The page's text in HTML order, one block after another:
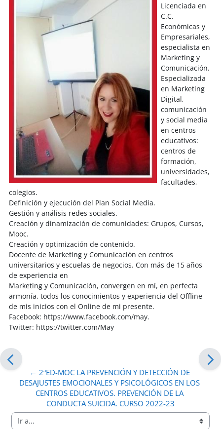
Licenciada en
C.C.
Económicas y
Empresariales,
especialista en
Marketing y
Comunicación.
Especializada
en Marketing
Digital,
comunicación
y social media
en centros
educativos:
centros de
formación,
universidades,
facultades,
colegios.
Definición y ejecución del Plan Social Media.
Gestión y análisis redes sociales.
Creación y dinamización de comunidades: Grupos, Cursos,
Mooc.
Creación y optimización de contenido.
Docente de Marketing y Comunicación en centros
universitarios y escuelas de negocios. Con más de 15 años
de experiencia en
Marketing y Comunicación, convergen en mí, en perfecta
armonía, todos los conocimientos y experiencia del Offline
de mis inicios con el Online de mi presente.
Facebook: https://www.facebook.com/may.
Twitter: https://twitter.com/May
← 2ªED-MOC LA PREVENCIÓN Y DETECCIÓN DE
DESAJUSTES EMOCIONALES Y PSICOLÓGICOS EN LOS
CENTROS EDUCATIVOS. PREVENCIÓN DE LA
CONDUCTA SUICIDA. CURSO 2022-23
Ir a...